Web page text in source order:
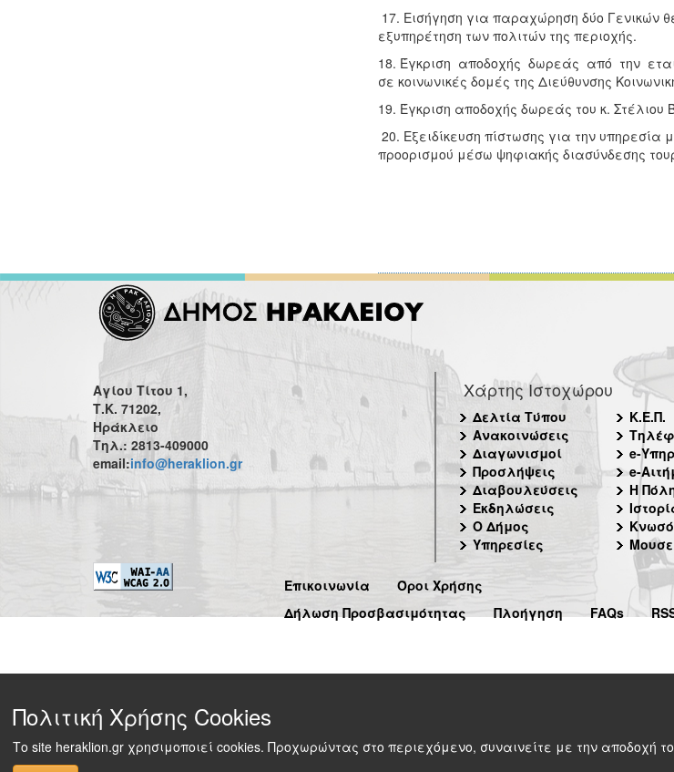
17. Εισήγηση για παραχώρηση δύο Γενικών
εξυπηρέτηση των πολιτών της περιοχής.
18. Έγκριση αποδοχής δωρεάς από την
σε κοινωνικές δομές της Διεύθυνσης
19. Έγκριση αποδοχής δωρεάς του κ. Στέλιου
20. Εξειδίκευση πίστωσης για την
προορισμού μέσω ψηφιακής διασύνδεσης
Αγίου Τίτου 1,
Τ.Κ. 71202,
Ηράκλειο
Τηλ.: 2813-409000
email:info@heraklion.gr
Χάρτης Ιστοχώρου
Δελτία Τύπου
Ανακοινώσεις
Διαγωνισμοί
Προσλήψεις
Διαβουλεύσεις
Εκδηλώσεις
Ο Δήμος
Υπηρεσίες
Κ.Ε.Π.
e-
e-
Η
Επικοινωνία
Όροι Χρήσης
Δήλωση Προσβασιμότητας
Πλοήγηση FAQs
Πολιτική Χρήσης Cookies
Το site heraklion.gr χρησιμοποιεί cookies. Προχωρώντας στο περιεχόμενο, συναινείτε με την αποδοχή